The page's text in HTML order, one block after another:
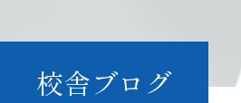
校舎ブログ